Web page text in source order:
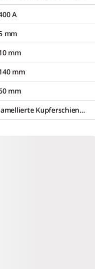
A
mm
mm
mm
mm
lamellierte Kupferschienen